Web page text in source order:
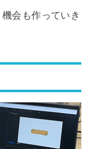
会も作っていき